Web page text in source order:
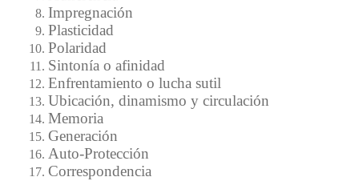
Impregnación
Plasticidad
Polaridad
Sintonía o afinidad
Enfrentamiento o lucha sutil
Ubicación, dinamismo y circulación
Memoria
Generación
Auto-Protección
Correspondencia